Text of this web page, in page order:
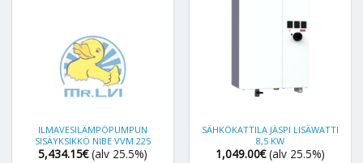
ILMAVESILÄMPÖPUMPUN
SISÄYKSIKKÖ NIBE VVM 225
5,434.15€ (alv 25.5%)
SÄHKÖKATTILA JÄSPI LISÄWATTI
8,5 KW
1,049.00€ (alv 25.5%)